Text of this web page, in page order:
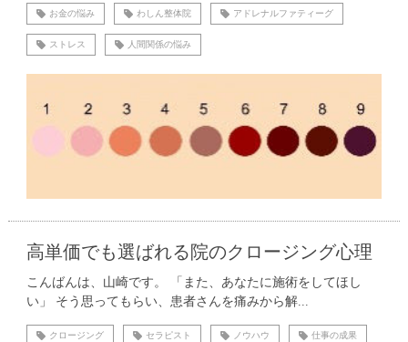
お金の悩み わしん整体院 アドレナルファティーグ
ストレス 人間関係の悩み
高単価でも選ばれる院のクロージング心理
こんばんは、山崎です。 「また、あなたに施術をしてほし
い」 そう思ってもらい、患者さんを痛みから解...
クロージング セラピスト ノウハウ 仕事の成果